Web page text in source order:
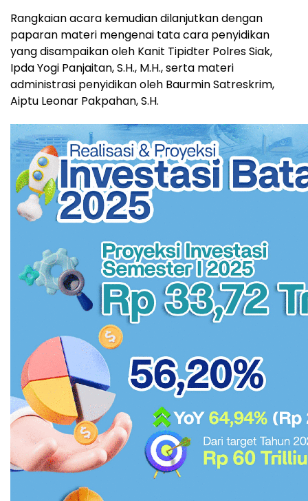
Rangkaian acara kemudian dilanjutkan dengan
paparan materi mengenai tata cara penyidikan
yang disampaikan oleh Kanit Tipidter Polres Siak,
Ipda Yogi Panjaitan, S.H., M.H., serta materi
administrasi penyidikan oleh Baurmin Satreskrim,
Aiptu Leonar Pakpahan, S.H.